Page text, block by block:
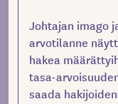
Johtajan imago
arvotilanne
hakea
tasa-
saada